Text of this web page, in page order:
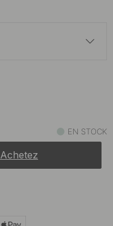
EN STOCK
Achetez